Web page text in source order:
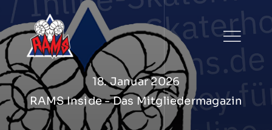
Zum
Inhalt
springen
18. Januar 2026
RAMS Inside - Das Mitgliedermagazin